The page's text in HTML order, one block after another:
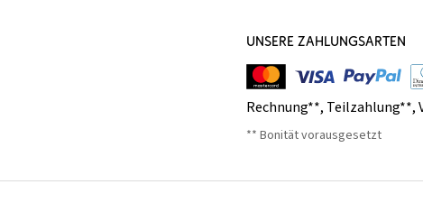
UNSERE ZAHLUNGSARTEN
Rechnung**, Teilzahlung**,
** Bonität vorausgesetzt